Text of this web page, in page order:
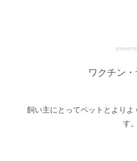
ワクチン
飼い主にとってペットとより
す。